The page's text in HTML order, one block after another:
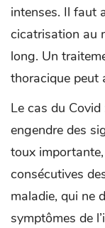
intenses. Il faut
cicatrisation au
long. Un
thoracique peut
Le cas du Covid
engendre des
toux
consécutives
maladie, qui ne
symptômes de